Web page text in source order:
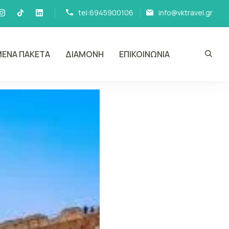
tel:6945900106 info@vktravel.gr
ΠΑΚΕΤΑ ΔΙΑΜΟΝΗ ΕΠΙΚΟΙΝΩΝΙΑ